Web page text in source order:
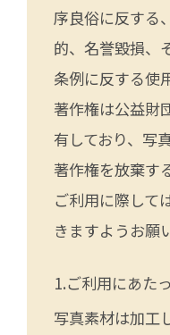
序良俗に反する
的、名誉毀損、
条例に反する使
著作権は公益財
有しており、写
著作権を放棄す
ご利用に際して
きますようお願
ご利用にあた
写真素材は加工